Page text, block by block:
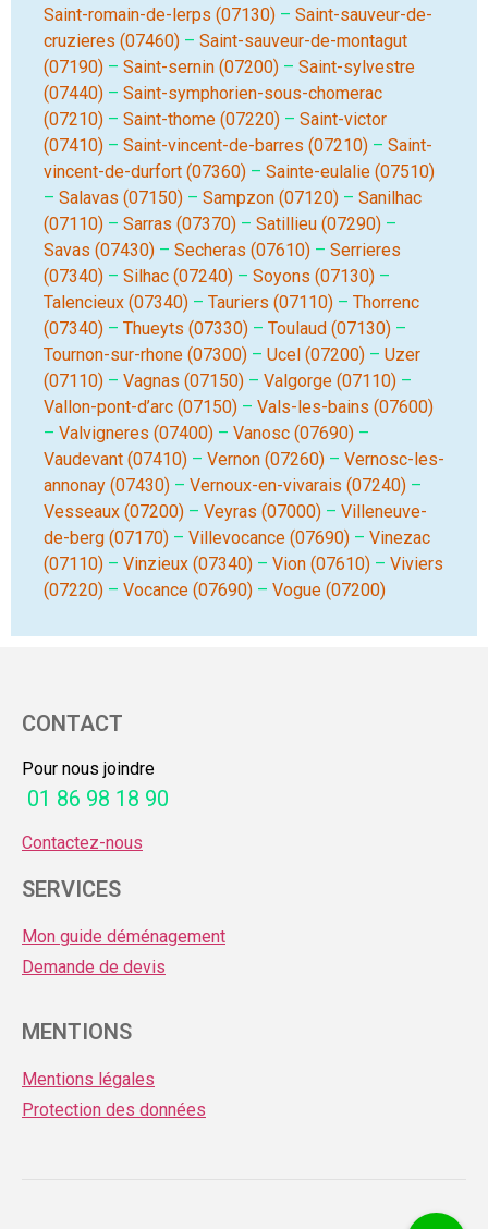
Saint-romain-de-lerps (07130) – Saint-sauveur-de-
cruzieres (07460) – Saint-sauveur-de-montagut
(07190) – Saint-sernin (07200) – Saint-sylvestre
(07440) – Saint-symphorien-sous-chomerac
(07210) – Saint-thome (07220) – Saint-victor
(07410) – Saint-vincent-de-barres (07210) – Saint-
vincent-de-durfort (07360) – Sainte-eulalie (07510)
– Salavas (07150) – Sampzon (07120) – Sanilhac
(07110) – Sarras (07370) – Satillieu (07290) –
Savas (07430) – Secheras (07610) – Serrieres
(07340) – Silhac (07240) – Soyons (07130) –
Talencieux (07340) – Tauriers (07110) – Thorrenc
(07340) – Thueyts (07330) – Toulaud (07130) –
Tournon-sur-rhone (07300) – Ucel (07200) – Uzer
(07110) – Vagnas (07150) – Valgorge (07110) –
Vallon-pont-d’arc (07150) – Vals-les-bains (07600)
– Valvigneres (07400) – Vanosc (07690) –
Vaudevant (07410) – Vernon (07260) – Vernosc-les-
annonay (07430) – Vernoux-en-vivarais (07240) –
Vesseaux (07200) – Veyras (07000) – Villeneuve-
de-berg (07170) – Villevocance (07690) – Vinezac
(07110) – Vinzieux (07340) – Vion (07610) – Viviers
(07220) – Vocance (07690) – Vogue (07200)
CONTACT
Pour nous joindre
01 86 98 18 90
Contactez-nous
SERVICES
Mon guide déménagement
Demande de devis
MENTIONS
Mentions légales
Protection des données